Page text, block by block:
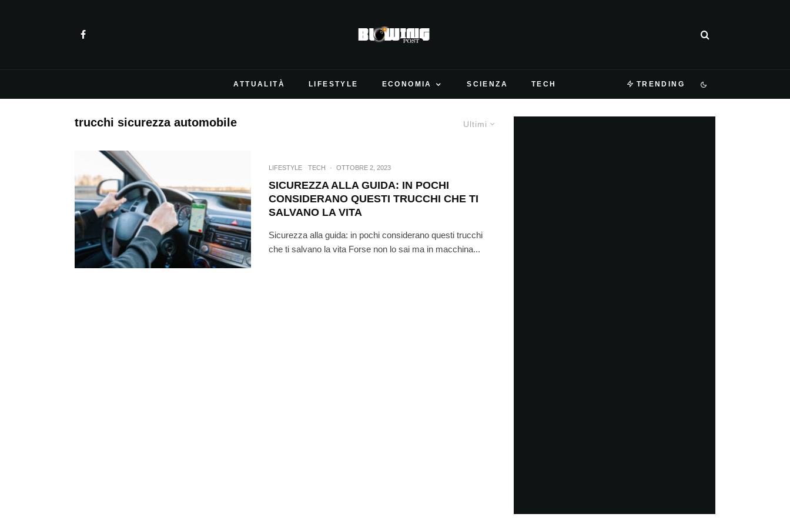
ATTUALITÀ LIFESTYLE ECONOMIA SCIENZA TECH TRENDING
Ultimi
trucchi sicurezza automobile
LIFESTYLE TECH · OTTOBRE 2, 2023
SICUREZZA ALLA GUIDA: IN POCHI
CONSIDERANO QUESTI TRUCCHI CHE TI
SALVANO LA VITA
Sicurezza alla guida: in pochi considerano questi trucchi
che ti salvano la vita Forse non lo sai ma in macchina...